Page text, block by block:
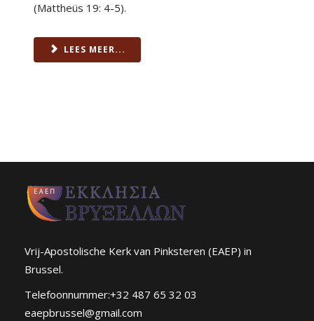
(Mattheüs 19: 4-5).
LEES MEER...
Vrij-Apostolische Kerk van Pinksteren (EAEP) in
Brussel.
Telefoonnummer:+32 487 65 32 03
eaepbrussel@gmail.com